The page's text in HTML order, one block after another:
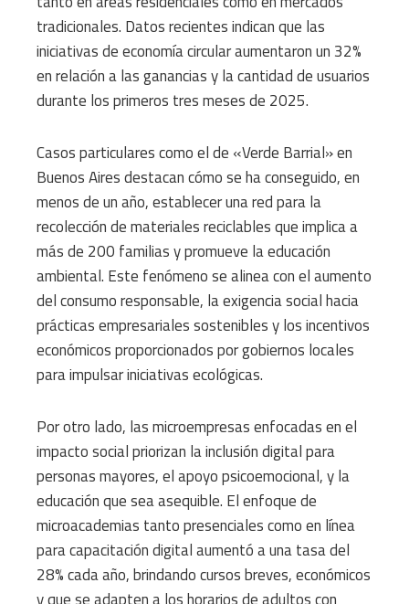
tradicionales. Datos recientes indican que las
iniciativas de economía circular aumentaron un 32%
en relación a las ganancias y la cantidad de usuarios
durante los primeros tres meses de 2025.
Casos particulares como el de «Verde Barrial» en
Buenos Aires destacan cómo se ha conseguido, en
menos de un año, establecer una red para la
recolección de materiales reciclables que implica a
más de 200 familias y promueve la educación
ambiental. Este fenómeno se alinea con el aumento
del consumo responsable, la exigencia social hacia
prácticas empresariales sostenibles y los incentivos
económicos proporcionados por gobiernos locales
para impulsar iniciativas ecológicas.
Por otro lado, las microempresas enfocadas en el
impacto social priorizan la inclusión digital para
personas mayores, el apoyo psicoemocional, y la
educación que sea asequible. El enfoque de
microacademias tanto presenciales como en línea
para capacitación digital aumentó a una tasa del
28% cada año, brindando cursos breves, económicos